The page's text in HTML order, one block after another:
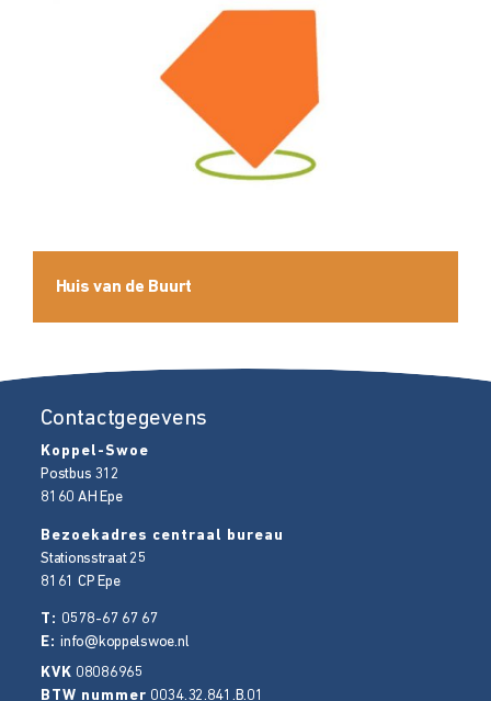
Huis van de Buurt
Contactgegevens
Koppel-Swoe
Postbus 312
8160 AH Epe
Bezoekadres centraal bureau
Stationsstraat 25
8161 CP Epe
T: 0578-67 67 67
E:info@koppelswoe.nl
KVK 08086965
BTW nummer 0034.32.841.B.01